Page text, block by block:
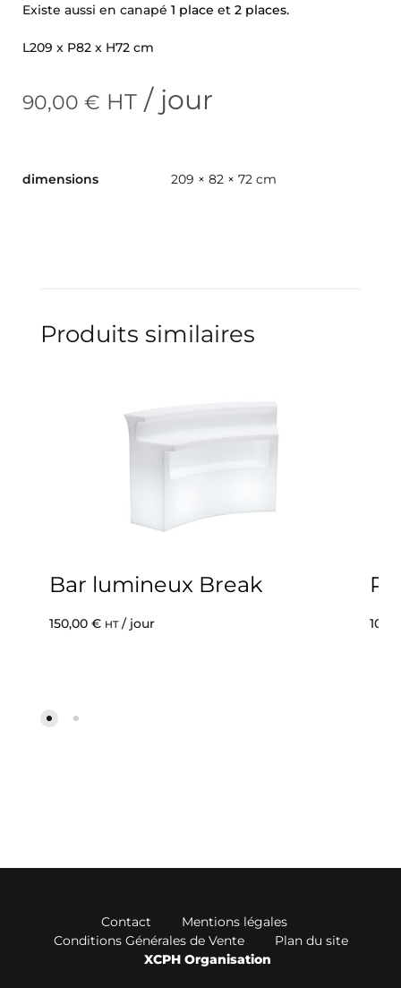
Existe aussi en canapé 1 place et 2 places.
L209 x P82 x H72 cm
90,00 € HT / jour
dimensions 209 × 82 × 72 cm
Produits similaires
Bar lumineux Break
150,00 € HT/ jour
Contact
Mentions légales
Conditions Générales de Vente
Plan du site
XCPH Organisation